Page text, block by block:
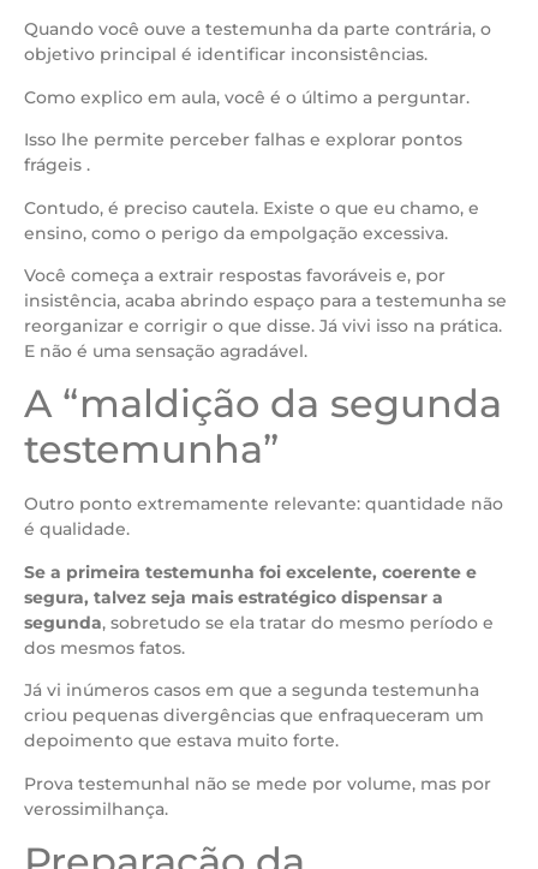
Quando você ouve a testemunha da parte contrária, o
objetivo principal é identificar inconsistências.
Como explico em aula, você é o último a perguntar.
Isso lhe permite perceber falhas e explorar pontos
frágeis .
Contudo, é preciso cautela. Existe o que eu chamo, e
ensino, como o perigo da empolgação excessiva.
Você começa a extrair respostas favoráveis e, por
insistência, acaba abrindo espaço para a testemunha se
reorganizar e corrigir o que disse. Já vivi isso na prática.
E não é uma sensação agradável.
A “maldição da segunda
testemunha”
Outro ponto extremamente relevante: quantidade não
é qualidade.
Se a primeira testemunha foi excelente, coerente e
segura, talvez seja mais estratégico dispensar a
segunda, sobretudo se ela tratar do mesmo período e
dos mesmos fatos.
Já vi inúmeros casos em que a segunda testemunha
criou pequenas divergências que enfraqueceram um
depoimento que estava muito forte.
Prova testemunhal não se mede por volume, mas por
verossimilhança.